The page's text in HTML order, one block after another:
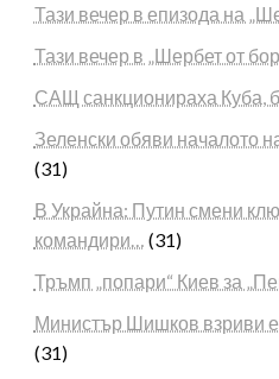
Тази вечер в епизода на
Тази вечер в „Шербет от
САЩ санкционираха Куба,
Зеленски обяви началото
(31)
В Украйна: Путин смени
командири… (31)
Тръмп „попари“ Киев за
Министър Шишков взриви
(31)